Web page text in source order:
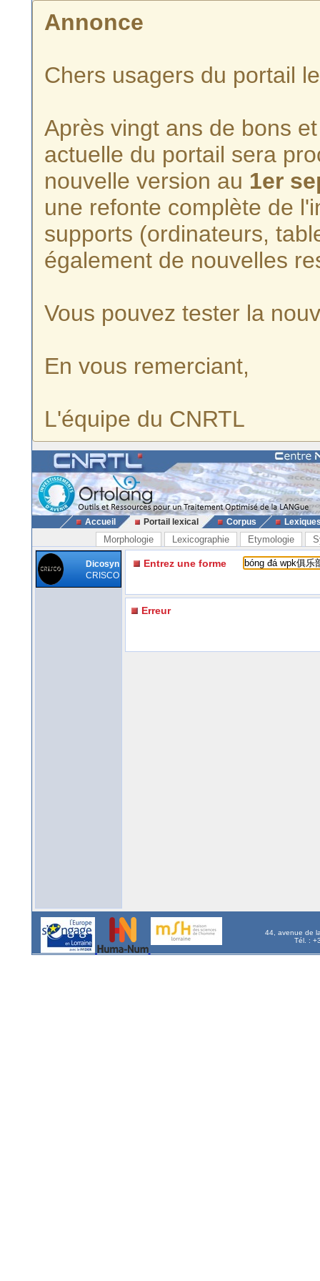
Annonce
Chers usagers du portail
Après vingt ans de bons
actuelle du portail sera
nouvelle version au 1er
une refonte complète de
supports (ordinateurs,
également de nouvelles
Vous pouvez tester la
En vous remerciant,
L'équipe du CNRTL
Accueil Portail lexical Corpus
Morphologie Lexicographie Etymologie
Dicosyn
CRISCO
Entrez une forme
Erreur
44, avenue de
Tél. :